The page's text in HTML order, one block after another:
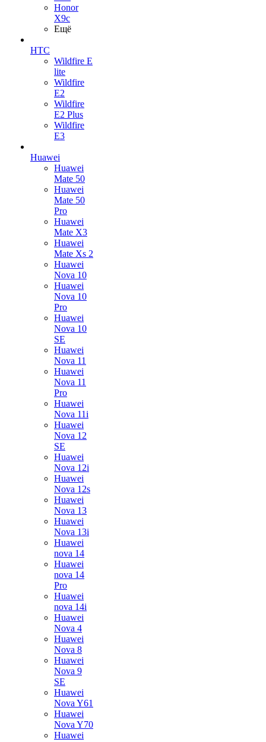
Honor
X9c
Ещё
HTC
Wildfire E
lite
Wildfire
E2
Wildfire
E2 Plus
Wildfire
E3
Huawei
Huawei
Mate 50
Huawei
Mate 50
Pro
Huawei
Mate X3
Huawei
Mate Xs 2
Huawei
Nova 10
Huawei
Nova 10
Pro
Huawei
Nova 10
SE
Huawei
Nova 11
Huawei
Nova 11
Pro
Huawei
Nova 11i
Huawei
Nova 12
SE
Huawei
Nova 12i
Huawei
Nova 12s
Huawei
Nova 13
Huawei
Nova 13i
Huawei
nova 14
Huawei
nova 14
Pro
Huawei
nova 14i
Huawei
Nova 4
Huawei
Nova 8
Huawei
Nova 9
SE
Huawei
Nova Y61
Huawei
Nova Y70
Huawei